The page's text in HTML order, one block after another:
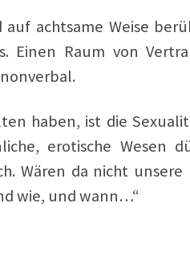
achtsame Weise
Einen Raum von
haben, ist die
erotische Wesen
Wären da nicht unsere
wie, und wann…“